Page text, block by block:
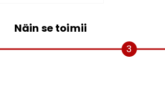
Näin se toimii
3